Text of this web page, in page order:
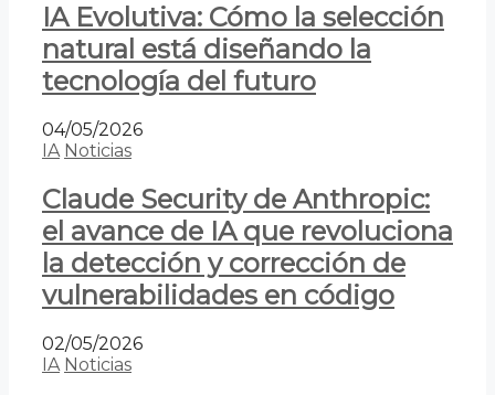
IA Evolutiva: Cómo la selección
natural está diseñando la
tecnología del futuro
04/05/2026
IA Noticias
Claude Security de Anthropic:
el avance de IA que revoluciona
la detección y corrección de
vulnerabilidades en código
02/05/2026
IA Noticias